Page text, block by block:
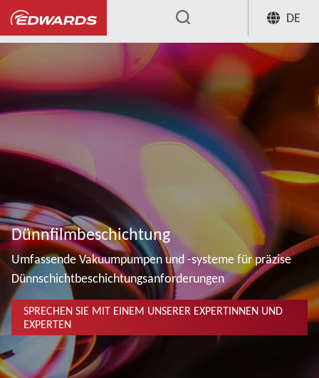
DE
...
Dünnfilmbeschichtung
Umfassende Vakuumpumpen und -systeme für präzise
Dünnschichtbeschichtungsanforderungen
SPRECHEN SIE MIT EINEM UNSERER EXPERTINNEN UND
EXPERTEN